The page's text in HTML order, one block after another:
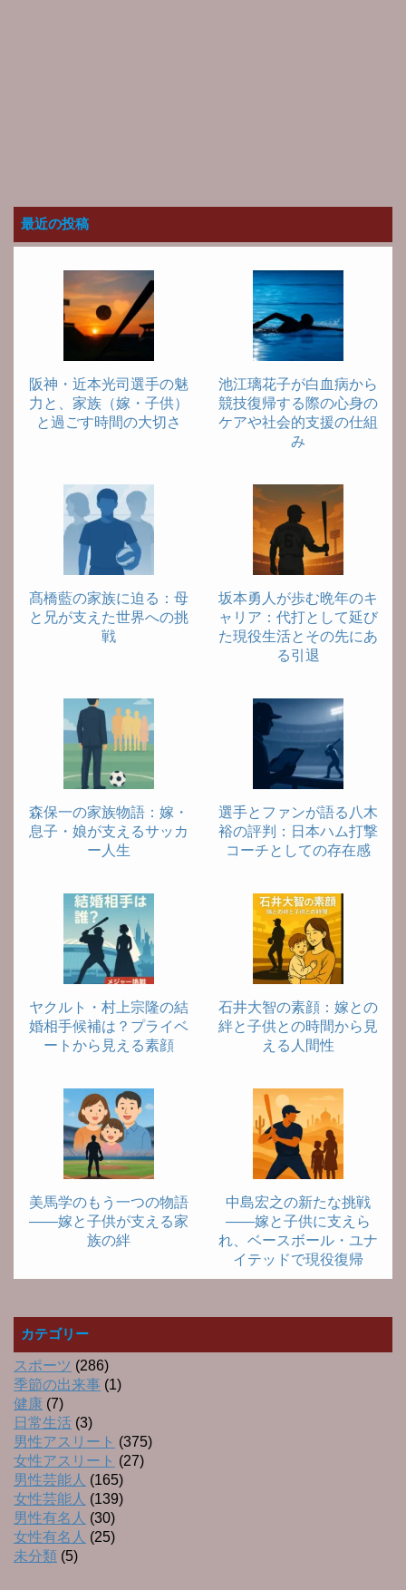
最近の投稿
阪神・近本光司選手の魅
力と、家族（嫁・子供）
と過ごす時間の大切さ
池江璃花子が白血病から
競技復帰する際の心身の
ケアや社会的支援の仕組
み
髙橋藍の家族に迫る：母
と兄が支えた世界への挑
戦
坂本勇人が歩む晩年のキ
ャリア：代打として延び
た現役生活とその先にあ
る引退
森保一の家族物語：嫁・
息子・娘が支えるサッカ
ー人生
選手とファンが語る八木
裕の評判：日本ハム打撃
コーチとしての存在感
ヤクルト・村上宗隆の結
婚相手候補は？プライベ
ートから見える素顔
石井大智の素顔：嫁との
絆と子供との時間から見
える人間性
美馬学のもう一つの物語
――嫁と子供が支える家
族の絆
中島宏之の新たな挑戦
――嫁と子供に支えら
れ、ベースボール・ユナ
イテッドで現役復帰
カテゴリー
スポーツ (286)
季節の出来事 (1)
健康 (7)
日常生活 (3)
男性アスリート (375)
女性アスリート (27)
男性芸能人 (165)
女性芸能人 (139)
男性有名人 (30)
女性有名人 (25)
未分類 (5)